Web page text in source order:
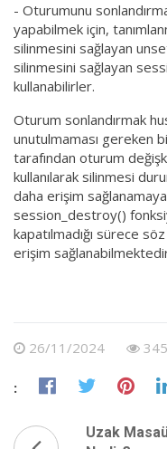
- Oturumunu
yapabilmek için,
silinmesini sağlayan
silinmesini sağlayan
kullanabilirler.
Oturum sonlandırmak
unutulmaması gereken
tarafından oturum
kullanılarak silinmesi
daha erişim
session_destroy()
kapatılmadığı sürece
erişim
26/11/2024
:
Uzak